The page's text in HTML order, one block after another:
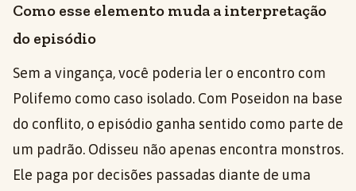
Como esse elemento muda a interpretação
do episódio
Sem a vingança, você poderia ler o encontro com
Polifemo como caso isolado. Com Poseidon na base
do conflito, o episódio ganha sentido como parte de
um padrão. Odisseu não apenas encontra monstros.
Ele paga por decisões passadas diante de uma